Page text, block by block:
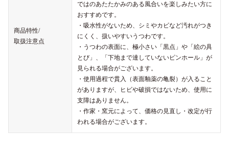
商品特性/
取扱注意点
ではのあたたかみのある風合いを楽しみたい方に
おすすめです。
・吸水性がないため、シミやカビなど汚れがつき
にくく、扱いやすいうつわです。
・うつわの表面に、極小さい「黒点」や「絵の具
とび」、「下地まで達していないピンホール」が
見られる場合がございます。
・使用過程で貫入（表面釉薬の亀裂）が入ること
がありますが、ヒビや破損ではないため、使用に
支障はありません。
・作家・窯元によって、価格の見直し・改定が行
われる場合がございます。